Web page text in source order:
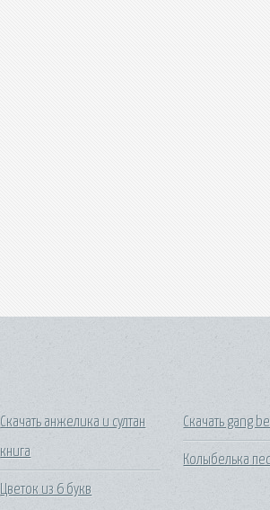
Скачать анжелика и султан
книга
Цветок из 6 букв
Скачать gang
Колыбелька